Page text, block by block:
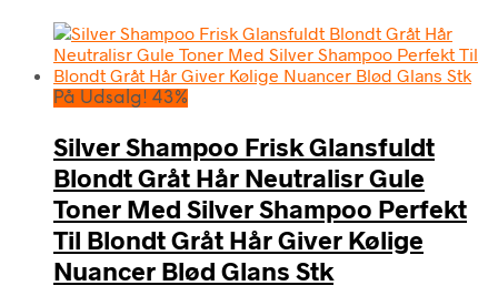
På Udsalg! 43%
Silver Shampoo Frisk Glansfuldt
Blondt Gråt Hår Neutralisr Gule
Toner Med Silver Shampoo Perfekt
Til Blondt Gråt Hår Giver Kølige
Nuancer Blød Glans Stk